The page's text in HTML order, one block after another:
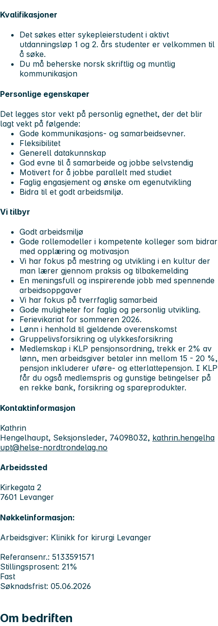
Kvalifikasjoner
Det søkes etter sykepleierstudent i aktivt
utdanningsløp 1 og 2. års studenter er velkommen til
å søke.
Du må beherske norsk skriftlig og muntlig
kommunikasjon
Personlige egenskaper
Det legges stor vekt på personlig egnethet, der det blir
lagt vekt på følgende:
Gode kommunikasjons- og samarbeidsevner.
Fleksibilitet
Generell datakunnskap
God evne til å samarbeide og jobbe selvstendig
Motivert for å jobbe parallelt med studiet
Faglig engasjement og ønske om egenutvikling
Bidra til et godt arbeidsmiljø.
Vi tilbyr
Godt arbeidsmiljø
Gode rollemodeller i kompetente kolleger som bidrar
med opplæring og motivasjon
Vi har fokus på mestring og utvikling i en kultur der
man lærer gjennom praksis og tilbakemelding
En meningsfull og inspirerende jobb med spennende
arbeidsoppgaver
Vi har fokus på tverrfaglig samarbeid
Gode muligheter for faglig og personlig utvikling.
Ferievikariat for sommeren 2026.
Lønn i henhold til gjeldende overenskomst
Gruppelivsforsikring og ulykkesforsikring
Medlemskap i KLP pensjonsordning, trekk er 2% av
lønn, men arbeidsgiver betaler inn mellom 15 - 20 %,
pensjon inkluderer uføre- og etterlattepensjon. I KLP
får du også medlemspris og gunstige betingelser på
en rekke bank, forsikring og spareprodukter.
Kontaktinformasjon
Kathrin
Hengelhaupt, Seksjonsleder, 74098032, kathrin.hengelha
upt@helse-nordtrondelag.no
Arbeidssted
Kirkegata 2
7601 Levanger
Nøkkelinformasjon:
Arbeidsgiver: Klinikk for kirurgi Levanger
Referansenr.: 5133591571
Stillingsprosent: 21%
Fast
Søknadsfrist: 05.06.2026
Om bedriften